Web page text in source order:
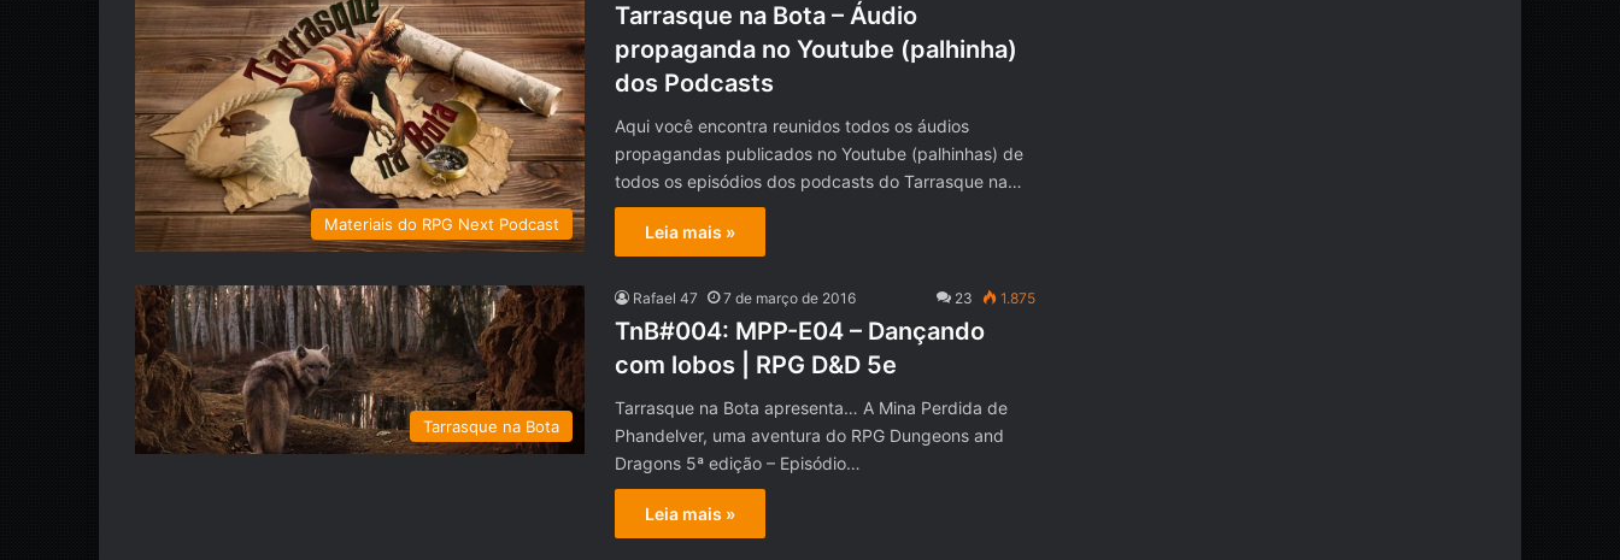
Materiais do RPG Next Podcast
Tarrasque na Bota – Áudio
propaganda no Youtube (palhinha)
dos Podcasts
Aqui você encontra reunidos todos os áudios
propagandas publicados no Youtube (palhinhas) de
todos os episódios dos podcasts do Tarrasque na…
Leia mais »
Tarrasque na Bota
Rafael 47 7 de março de 2016 23 1.875
TnB#004: MPP-E04 – Dançando
com lobos | RPG D&D 5e
Tarrasque na Bota apresenta… A Mina Perdida de
Phandelver, uma aventura do RPG Dungeons and
Dragons 5ª edição – Episódio…
Leia mais »